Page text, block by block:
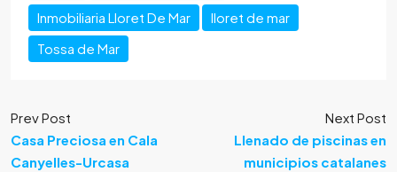
Inmobiliaria Lloret De Mar
lloret de mar
Tossa de Mar
Prev Post
Casa Preciosa en Cala
Canyelles-Urcasa
Next Post
Llenado de piscinas en
municipios catalanes